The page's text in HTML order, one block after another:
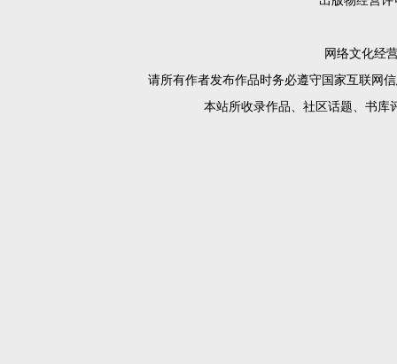
网络文化经
请所有作者发布作品时务必遵守国家互联网
本站所收录作品、社区话题、书库